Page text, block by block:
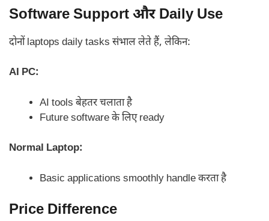
Software Support और Daily Use
दोनों laptops daily tasks संभाल लेते हैं, लेकिन:
AI PC:
AI tools बेहतर चलाता है
Future software के लिए ready
Normal Laptop:
Basic applications smoothly handle करता है
Price Difference